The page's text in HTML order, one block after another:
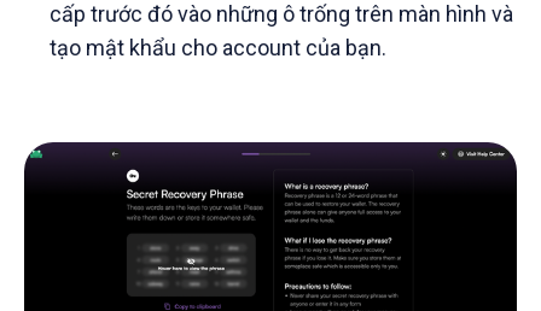
cấp trước đó vào những ô trống trên màn hình và
tạo mật khẩu cho account của bạn.